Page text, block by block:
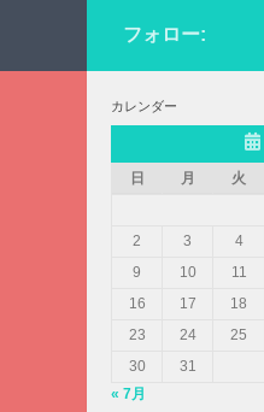
フォロー:
カレンダー
日
月 火
2
3 4
9
10 11
16
17 18
23
24 25
30
31
« 7月